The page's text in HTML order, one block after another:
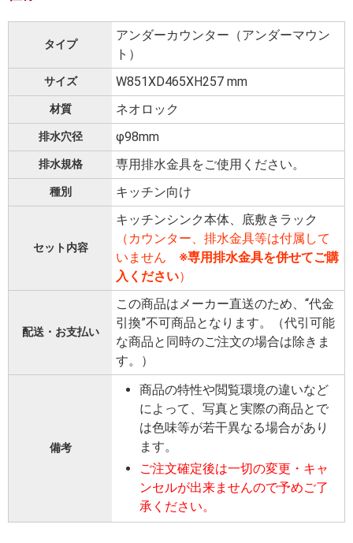
タイプ
アンダーカウンター（アンダーマウン
ト）
サイズ W851XD465XH257 mm
材質 ネオロック
排水穴径 φ98mm
排水規格 専用排水金具をご使用ください。
種別 キッチン向け
セット内容
キッチンシンク本体、底敷きラック
（カウンター、排水金具等は付属して
いません ※専用排水金具を併せてご購
入ください）
配送・お支払い
この商品はメーカー直送のため、“代金
引換”不可商品となります。（代引可能
な商品と同時のご注文の場合は除きま
す。）
備考
商品の特性や閲覧環境の違いなど
によって、写真と実際の商品とで
は色味等が若干異なる場合があり
ます。
ご注文確定後は一切の変更・キャ
ンセルが出来ませんので予めご了
承ください。